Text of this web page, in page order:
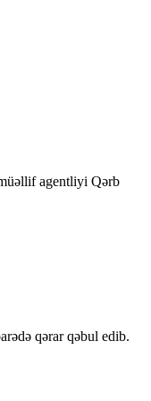
agentliyi Qərb
qərar qəbul edib.